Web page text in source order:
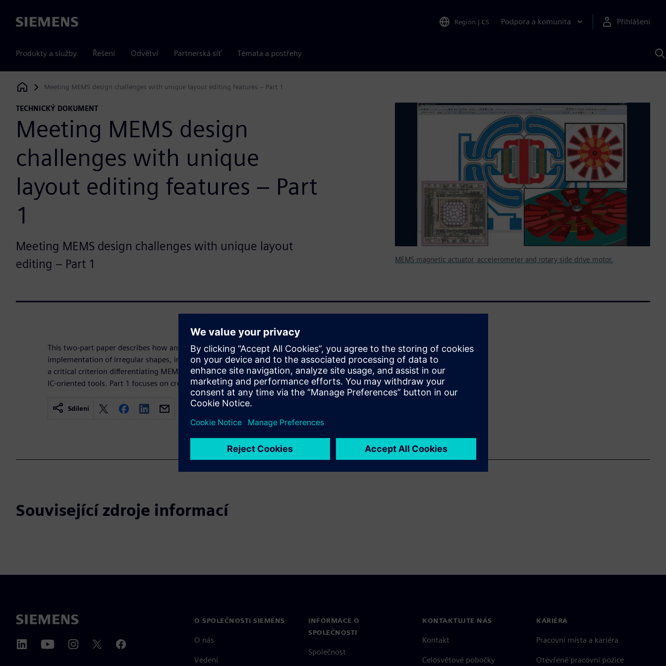
Siemens Region | CS Podpora a komunita Přihlášení
Produkty a služby Řešení Odvětví Partnerská síť Témata a postřehy
Siemens Digital Industries Software
Meeting MEMS design challenges with unique layout editing features – Part 1
TECHNICKÝ DOKUMENT
Meeting MEMS design
challenges with unique
layout editing features – Part
1
Meeting MEMS design challenges with unique layout
editing – Part 1
MEMS magnetic actuator, accelerometer and rotary side drive motor.
This two-part paper describes how and why support and ease of use for
implementation of irregular shapes, including curves and all-angle polygons, is
a critical criterion differentiating MEMS-oriented CAD tools from conventional
IC-oriented tools. Part 1 focuses on creating the MEMS layout.
Sdílení
Související zdroje informací
O SPOLEČNOSTI SIEMENS
O nás
Vedení
INFORMACE O
SPOLEČNOSTI
Společnost
KONTAKTUJTE NÁS
Kontakt
Celosvětové pobočky
KARIÉRA
Pracovní místa a kariéra
Otevřené pracovní pozice